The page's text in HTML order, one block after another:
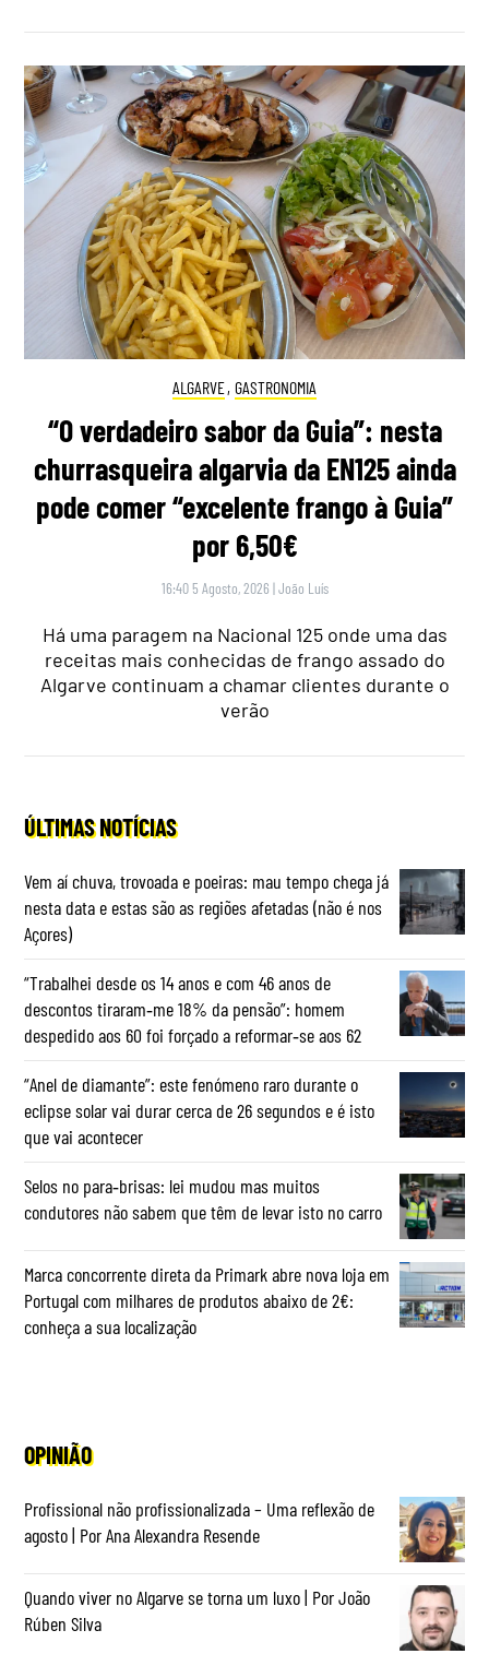
ALGARVE, GASTRONOMIA
“O verdadeiro sabor da Guia”: nesta
churrasqueira algarvia da EN125 ainda
pode comer “excelente frango à Guia”
por 6,50€
16:40 5 Agosto, 2026 |João Luís
Há uma paragem na Nacional 125 onde uma das
receitas mais conhecidas de frango assado do
Algarve continuam a chamar clientes durante o
verão
ÚLTIMAS NOTÍCIAS
Vem aí chuva, trovoada e poeiras: mau tempo chega já
nesta data e estas são as regiões afetadas (não é nos
Açores)
“Trabalhei desde os 14 anos e com 46 anos de
descontos tiraram‑me 18% da pensão”: homem
despedido aos 60 foi forçado a reformar‑se aos 62
“Anel de diamante”: este fenómeno raro durante o
eclipse solar vai durar cerca de 26 segundos e é isto
que vai acontecer
Selos no para‑brisas: lei mudou mas muitos
condutores não sabem que têm de levar isto no carro
Marca concorrente direta da Primark abre nova loja em
Portugal com milhares de produtos abaixo de 2€:
conheça a sua localização
OPINIÃO
Profissional não profissionalizada – Uma reflexão de
agosto | Por Ana Alexandra Resende
Quando viver no Algarve se torna um luxo | Por João
Rúben Silva